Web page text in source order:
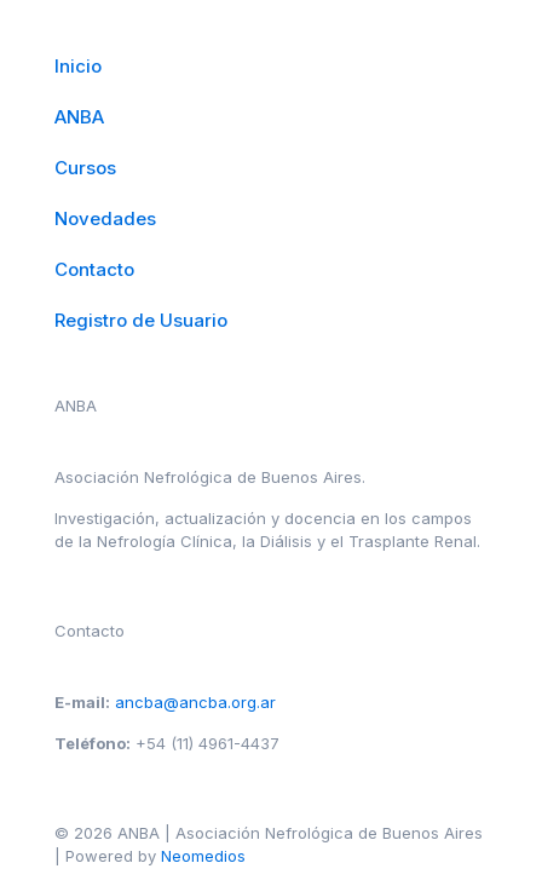
Inicio
ANBA
Cursos
Novedades
Contacto
Registro de Usuario
ANBA
Asociación Nefrológica de Buenos Aires.
Investigación, actualización y docencia en los campos
de la Nefrología Clínica, la Diálisis y el Trasplante Renal.
Contacto
E-mail: ancba@ancba.org.ar
Teléfono: +54 (11) 4961-4437
© 2026 ANBA | Asociación Nefrológica de Buenos Aires
| Powered by Neomedios